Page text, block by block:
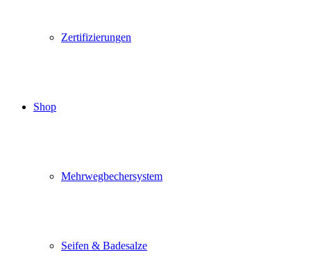
Zertifizierungen
Shop
Mehrwegbechersystem
Seifen & Badesalze